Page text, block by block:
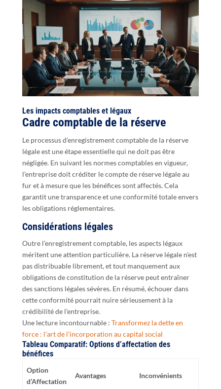
Les impacts comptables et légaux
Cadre comptable de la réserve
Le processus d’enregistrement comptable de la réserve
légale est une étape essentielle qui ne doit pas être
négligée. En suivant les normes comptables en vigueur,
l’entreprise doit créditer le compte de réserve légale au
fur et à mesure que les bénéfices sont affectés. Cela
garantit une transparence et une conformité totale envers
les obligations réglementaires.
Considérations légales
Outre l’enregistrement comptable, les aspects légaux
méritent une attention particulière. La réserve légale n’est
pas distribuable librement, et tout manquement aux
obligations de constitution de la réserve peut entraîner
des sanctions légales sévères. En résumé, échouer dans
cette conformité pourrait nuire sérieusement à la
crédibilité de l’entreprise.
Une lecture incontournable : Transformez la dette en
force : l’art de l’incorporation au capital social
Tableau Comparatif: Options d’affectation des
bénéfices
Option
d’Affectation
Avantages Inconvénients